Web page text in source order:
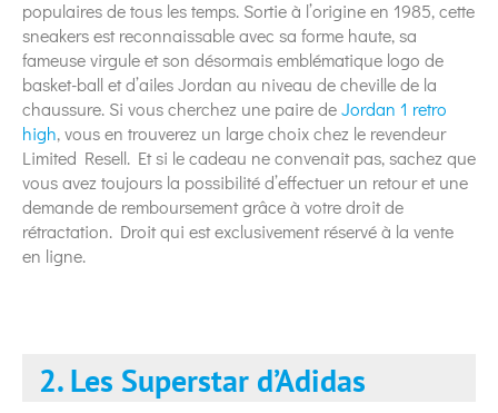
populaires de tous les temps. Sortie à l’origine en 1985, cette
sneakers est reconnaissable avec sa forme haute, sa
fameuse virgule et son désormais emblématique logo de
basket-ball et d’ailes Jordan au niveau de cheville de la
chaussure. Si vous cherchez une paire deJordan 1 retro
high, vous en trouverez un large choix chez le revendeur
Limited Resell. Et si le cadeau ne convenait pas, sachez que
vous avez toujours la possibilité d’effectuer un retour et une
demande de remboursement grâce à votre droit de
rétractation. Droit qui est exclusivement réservé à la vente
en ligne.
2. Les Superstar d’Adidas